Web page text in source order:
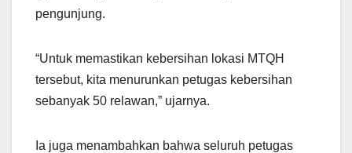
pengunjung.
“Untuk memastikan kebersihan lokasi MTQH
tersebut, kita menurunkan petugas kebersihan
sebanyak 50 relawan,” ujarnya.
Ia juga menambahkan bahwa seluruh petugas